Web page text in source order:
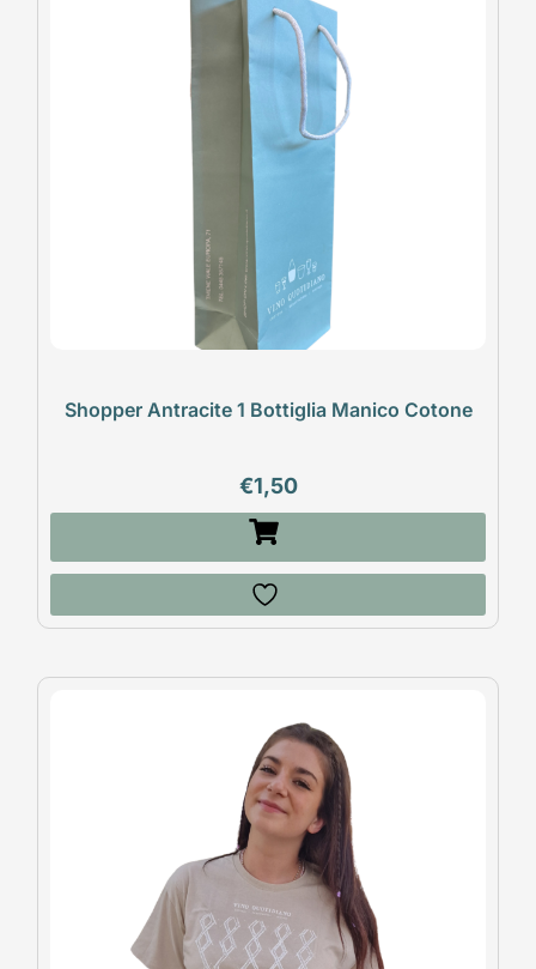
Shopper Antracite 1 Bottiglia Manico Cotone
€1,50